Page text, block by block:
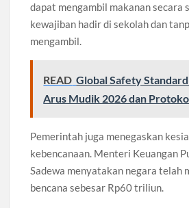
dapat mengambil makanan secara
kewajiban hadir di sekolah dan
mengambil.
READ Global Safety
Arus Mudik 2026 dan
Pemerintah juga menegaskan
kebencanaan. Menteri Keuangan
Sadewa menyatakan negara telah
bencana sebesar Rp60 triliun.